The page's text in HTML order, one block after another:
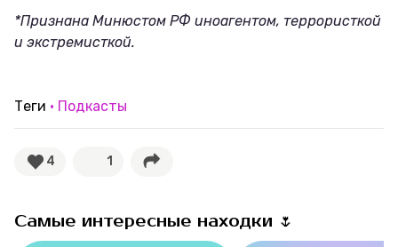
*Признана Минюстом РФ иноагентом, террористкой
и экстремисткой.
Теги Подкасты
4 1
Самые интересные находки 🌷